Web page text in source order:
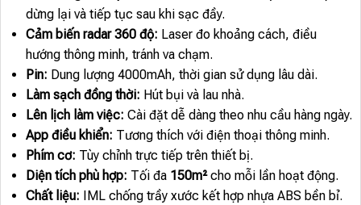
dừng lại và tiếp tục sau khi sạc đầy.
Cảm biến radar 360 độ: Laser đo khoảng cách, điều
hướng thông minh, tránh va chạm.
Pin: Dung lượng 4000mAh, thời gian sử dụng lâu dài.
Làm sạch đồng thời: Hút bụi và lau nhà.
Lên lịch làm việc: Cài đặt dễ dàng theo nhu cầu hàng ngày.
App điều khiển: Tương thích với điện thoại thông minh.
Phím cơ: Tùy chỉnh trực tiếp trên thiết bị.
Diện tích phù hợp: Tối đa 150m²cho mỗi lần hoạt động.
Chất liệu: IML chống trầy xước kết hợp nhựa ABS bền bỉ.